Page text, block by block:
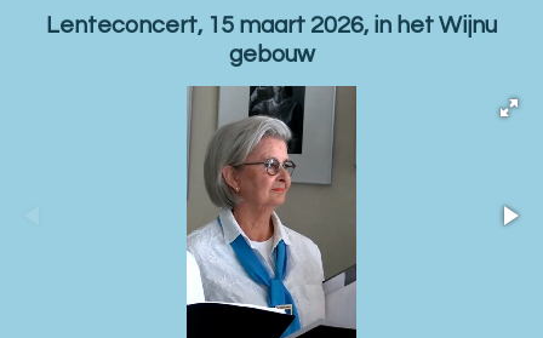
Lenteconcert, 15 maart 2026, in het Wijnu
gebouw